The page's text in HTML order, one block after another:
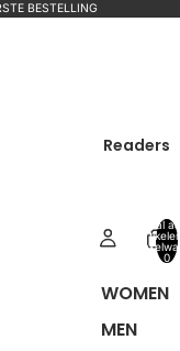
BESTELLING
Readers
WOMEN
MEN
Totaal
0